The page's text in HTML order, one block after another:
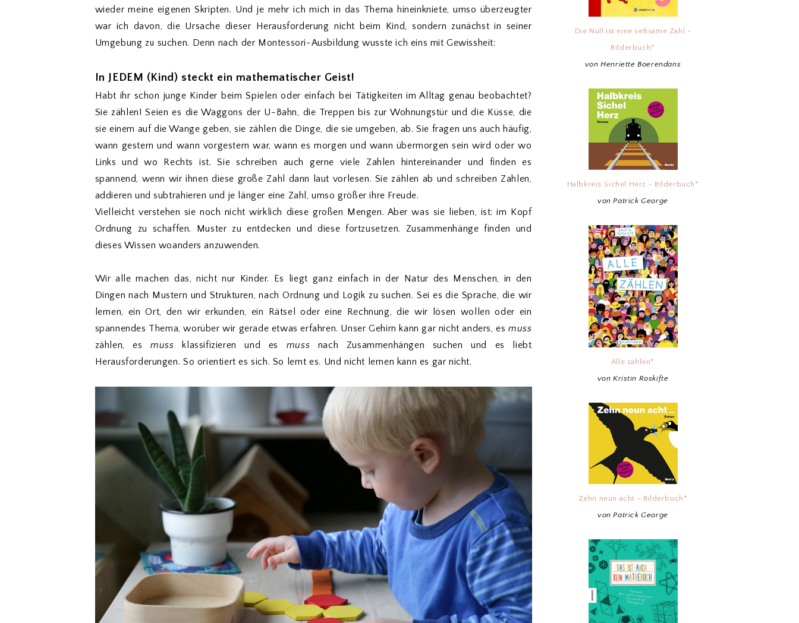
wieder meine eigenen Skripten. Und je mehr ich mich in das Thema hineinkniete, umso überzeugter
war ich davon, die Ursache dieser Herausforderung nicht beim Kind, sondern zunächst in seiner
Umgebung zu suchen. Denn nach der Montessori-Ausbildung wusste ich eins mit Gewissheit:
In JEDEM (Kind) steckt ein mathematischer Geist!
Habt ihr schon junge Kinder beim Spielen oder einfach bei Tätigkeiten im Alltag genau beobachtet?
Sie zählen! Seien es die Waggons der U-Bahn, die Treppen bis zur Wohnungstür und die Küsse, die
sie einem auf die Wange geben, sie zählen die Dinge, die sie umgeben, ab. Sie fragen uns auch häufig,
wann gestern und wann vorgestern war, wann es morgen und wann übermorgen sein wird oder wo
Links und wo Rechts ist. Sie schreiben auch gerne viele Zahlen hintereinander und finden es
spannend, wenn wir ihnen diese große Zahl dann laut vorlesen. Sie zählen ab und schreiben Zahlen,
addieren und subtrahieren und je länger eine Zahl, umso größer ihre Freude.
Vielleicht verstehen sie noch nicht wirklich diese großen Mengen. Aber was sie lieben, ist: im Kopf
Ordnung zu schaffen. Muster zu entdecken und diese fortzusetzen. Zusammenhänge finden und
dieses Wissen woanders anzuwenden.
Wir alle machen das, nicht nur Kinder. Es liegt ganz einfach in der Natur des Menschen, in den
Dingen nach Mustern und Strukturen, nach Ordnung und Logik zu suchen. Sei es die Sprache, die wir
lernen, ein Ort, den wir erkunden, ein Rätsel oder eine Rechnung, die wir lösen wollen oder ein
spannendes Thema, worüber wir gerade etwas erfahren. Unser Gehirn kann gar nicht anders, esmuss
zählen, esmuss klassifizieren und es muss nach Zusammenhängen suchen und es liebt
Herausforderungen. So orientiert es sich. So lernt es. Und nicht lernen kann es gar nicht.
Die Null ist eine seltsame Zahl -
Bilderbuch*
von Henriette Boerendans
Halbkreis Sichel Herz - Bilderbuch*
von Patrick George
Alle zählen*
von Kristin Roskifte
Zehn neun acht - Bilderbuch*
von Patrick George